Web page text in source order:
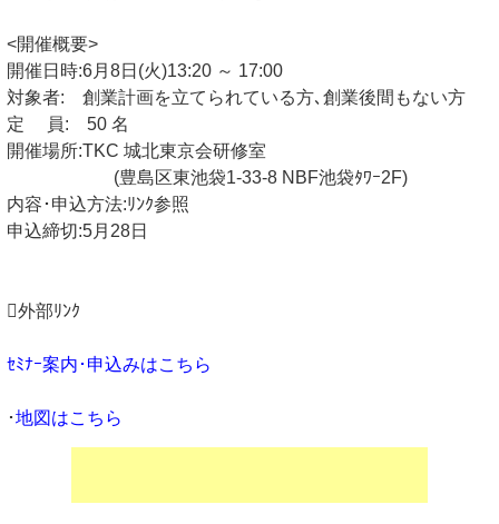
<開催概要>
開催日時:6月8日(火)13:20 ～ 17:00
対象者: 創業計画を立てられている方､創業後間もない方
定 員: 50 名
開催場所:TKC 城北東京会研修室
(豊島区東池袋1-33-8 NBF池袋ﾀﾜｰ2F)
内容･申込方法:ﾘﾝｸ参照
申込締切:5月28日
外部ﾘﾝｸ
ｾﾐﾅｰ案内･申込みはこちら
･地図はこちら